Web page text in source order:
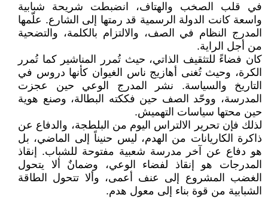
في قلب الصخب والهتاف، انضبطت شريحة شبابية
واسعة كانت الدولة الرسمية قد رمتها إلى الشارع. علّمها
المدرج النظام في الصف، والالتزام بالكلمة، والتضحية
من أجل الراية.
كان فضاءً للتثقيف الذاتي، حيث تُمرر المناشير كما تُمرر
الكرة، وحيث تُغنى أهازيج ناس الغيوان كأنها دروس في
التاريخ والسياسة. نشر المدرج الوعي حين عجزت
المدرسة، ووحّد الصف حين فككته البطالة، وصنع هوية
حين محتها سياسات التهميش.
لذلك فإن تحرير الالتراس اليوم من البلطجة، والدفاع عن
ذاكرة الكاريانات من الهدم، ليس حنيناً إلى الماضي، بل
هو دفاع عن آخر مدرسة شعبية مفتوحة للشباب. إنقاذ
المدرجات هو إنقاذ لفضاء الوعي، وضمانٌ ألا يتحول
الغضب المشروع إلى عنف أعمى، وألا تتحول الطاقة
الشبابية من قوة بناء إلى معول هدم.